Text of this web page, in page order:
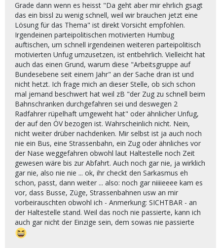
Grade dann wenn es heisst "Da geht aber mir ehrlich gsagt
das ein bissl zu wenig schnell, weil wir brauchen jetzt eine
Lösung für das Thema" ist direkt Vorsicht empfohlen.
Irgendeinen parteipolitischen motivierten Humbug
auftischen, um schnell irgendeinen weiteren parteipolitisch
motivierten Unfug umzusetzen, ist entbehrlich. Vielleicht hat
auch das einen Grund, warum diese "Arbeitsgruppe auf
Bundesebene seit einem Jahr" an der Sache dran ist und
nicht hetzt. Ich frage mich an dieser Stelle, ob sich schon
mal jemand beschwert hat weil zB "der Zug zu schnell beim
Bahnschranken durchgefahren sei und deswegen 2
Radfahrer rüpelhaft umgeweht hat" oder ähnlicher Unfug,
der auf den ÖV bezogen ist. Wahrscheinlich nicht. Nein,
nicht weiter drüber nachdenken. Mir selbst ist ja auch noch
nie ein Bus, eine Strassenbahn, ein Zug oder ähnliches vor
der Nase weggefahren obwohl laut Haltestelle noch Zeit
gewesen wäre bis zur Abfahrt. Auch noch gar nie, ja wirklich
gar nie, also nie nie ... ok, ihr checkt den Sarkasmus eh
schon, passt, dann weiter ... also: noch gar niiiieeee kam es
vor, dass Busse, Züge, Strassenbahnen usw an mir
vorbeirauschten obwohl ich - Anmerkung: SICHTBAR - an
der Haltestelle stand. Weil das noch nie passierte, kann ich
auch gar nicht der Einzige sein, dem sowas nie passierte